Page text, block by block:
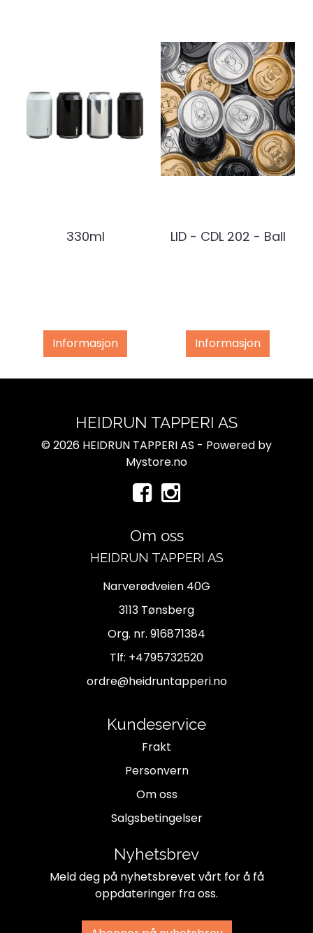
330ml
Informasjon
LID - CDL 202 - Ball
Informasjon
HEIDRUN TAPPERI AS
© 2026 HEIDRUN TAPPERI AS - Powered by
Mystore.no
Om oss
HEIDRUN TAPPERI AS
Narverødveien 40G
3113 Tønsberg
Org. nr. 916871384
Tlf: +4795732520
ordre@heidruntapperi.no
Kundeservice
Frakt
Personvern
Om oss
Salgsbetingelser
Nyhetsbrev
Meld deg på nyhetsbrevet vårt for å få
oppdateringer fra oss.